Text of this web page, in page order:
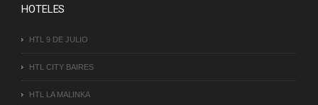
HOTELES
HTL 9 DE JULIO
HTL CITY BAIRES
HTL LA MALINKA